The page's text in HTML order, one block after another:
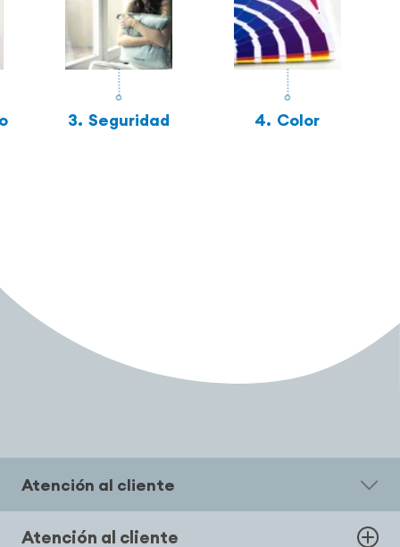
3. Seguridad 4. Color
Atención al cliente
Atención al cliente